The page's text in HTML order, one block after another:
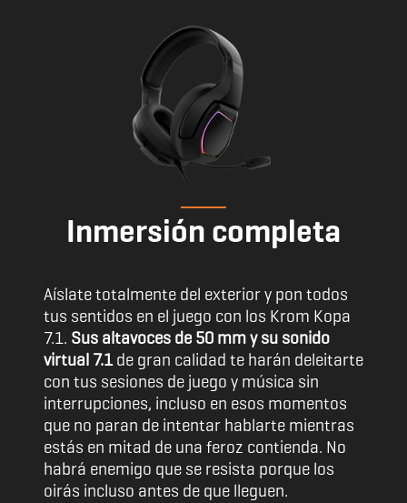
Inmersión completa
Aíslate totalmente del exterior y pon todos
tus sentidos en el juego con los Krom Kopa
7.1. Sus altavoces de 50 mm y su sonido
virtual 7.1de gran calidad te harán deleitarte
con tus sesiones de juego y música sin
interrupciones, incluso en esos momentos
que no paran de intentar hablarte mientras
estás en mitad de una feroz contienda. No
habrá enemigo que se resista porque los
oirás incluso antes de que lleguen.